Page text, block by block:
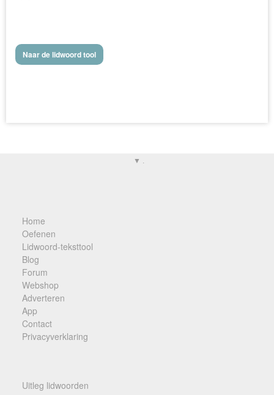
Naar de lidwoord tool
▼ .
Home
Oefenen
Lidwoord-teksttool
Blog
Forum
Webshop
Adverteren
App
Contact
Privacyverklaring
Uitleg lidwoorden